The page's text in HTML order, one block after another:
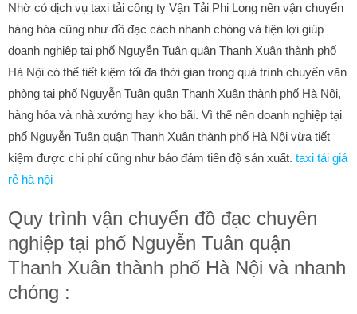
Nhờ có dịch vụ taxi tải công ty Vận Tải Phi Long nên vận chuyển
hàng hóa cũng như đồ đạc cách nhanh chóng và tiện lợi giúp
doanh nghiệp tại phố Nguyễn Tuân quận Thanh Xuân thành phố
Hà Nội có thể tiết kiệm tối đa thời gian trong quá trình chuyển văn
phòng tại phố Nguyễn Tuân quận Thanh Xuân thành phố Hà Nội,
hàng hóa và nhà xưởng hay kho bãi. Vì thế nên doanh nghiệp tại
phố Nguyễn Tuân quận Thanh Xuân thành phố Hà Nội vừa tiết
kiệm được chi phí cũng như bảo đảm tiến độ sản xuất. taxi tải giá
rẻ hà nội
Quy trình vận chuyển đồ đạc chuyên
nghiệp tại phố Nguyễn Tuân quận
Thanh Xuân thành phố Hà Nội và nhanh
chóng :